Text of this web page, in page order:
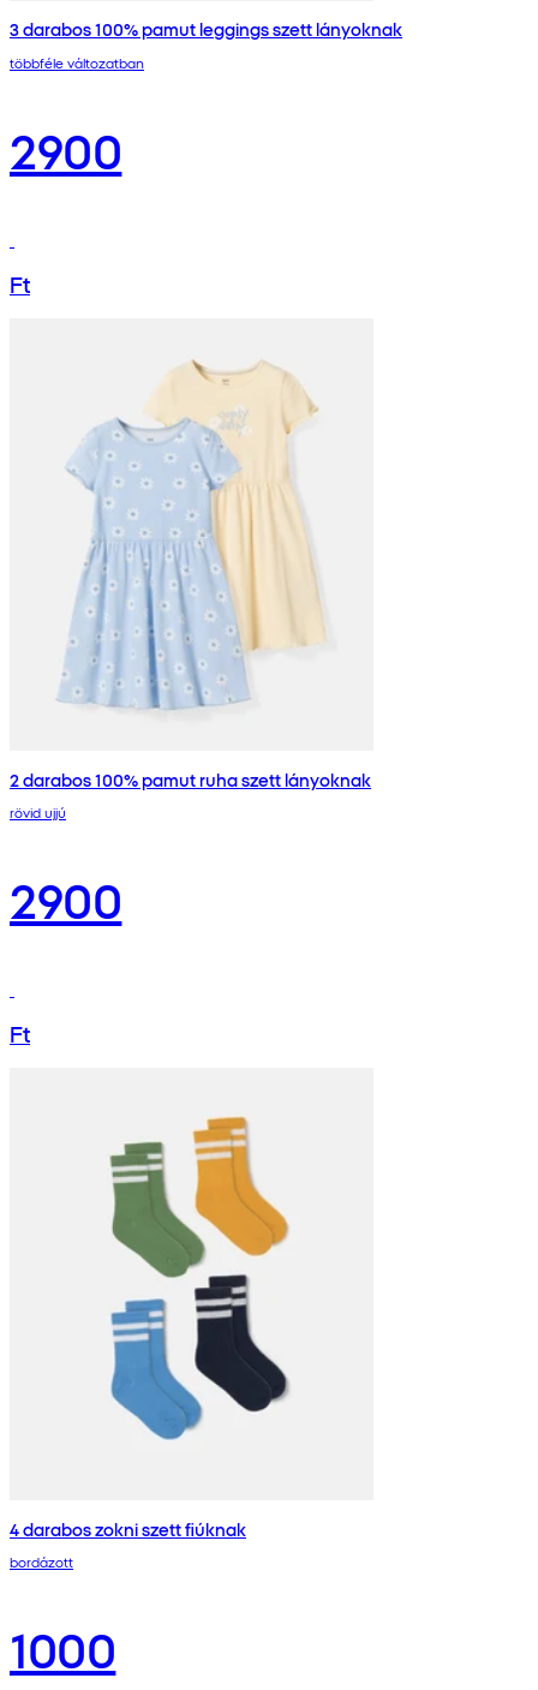
3 darabos 100% pamut leggings szett lányoknak
többféle változatban
2900
Ft
2 darabos 100% pamut ruha szett lányoknak
rövid ujjú
2900
Ft
4 darabos zokni szett fiúknak
bordázott
1000